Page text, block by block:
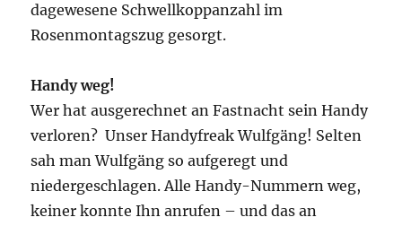
dagewesene Schwellkoppanzahl im
Rosenmontagszug gesorgt.
Handy weg!
Wer hat ausgerechnet an Fastnacht sein Handy
verloren? Unser Handyfreak Wulfgäng! Selten
sah man Wulfgäng so aufgeregt und
niedergeschlagen. Alle Handy-Nummern weg,
keiner konnte Ihn anrufen – und das an